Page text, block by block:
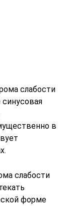
слабости
в
слабости
форме